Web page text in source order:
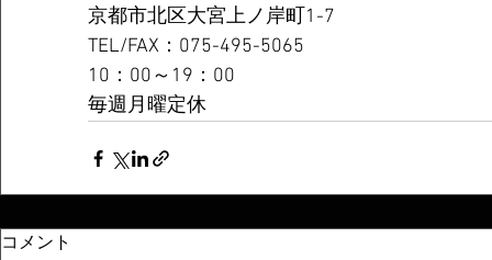
京都市北区大宮上ノ岸町1-7
TEL/FAX：075-495-5065
10：00～19：00
毎週月曜定休
コメント